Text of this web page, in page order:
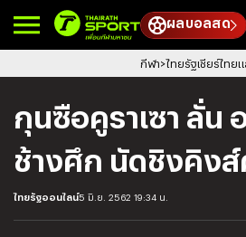
ผลบอลสด
กีฬา ไทยรัฐเชียร์ไทย
กุนซือคูราเซา ลั่น
ช้างศึก นัดชิงคิง
ไทยรัฐออนไลน์5 มิ.ย. 2562 19:34 น.